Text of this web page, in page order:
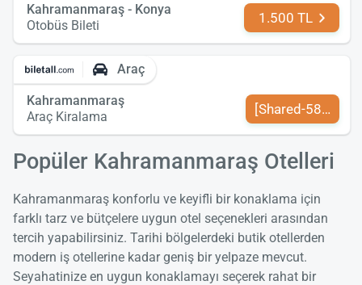
Kahramanmaraş - Konya
Otobüs Bileti
1.500 TL
Araç
Kahramanmaraş
Araç Kiralama
[Shared-589-tr-
Popüler Kahramanmaraş Otelleri
Kahramanmaraş konforlu ve keyifli bir konaklama için
farklı tarz ve bütçelere uygun otel seçenekleri arasından
tercih yapabilirsiniz. Tarihi bölgelerdeki butik otellerden
modern iş otellerine kadar geniş bir yelpaze mevcut.
Seyahatinize en uygun konaklamayı seçerek rahat bir